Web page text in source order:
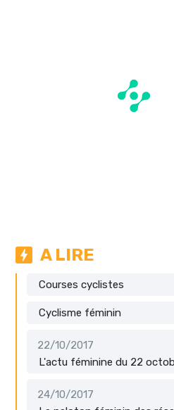
A LIRE
Courses cyclistes
Cyclisme féminin
22/10/2017
L'actu féminine du 22
24/10/2017